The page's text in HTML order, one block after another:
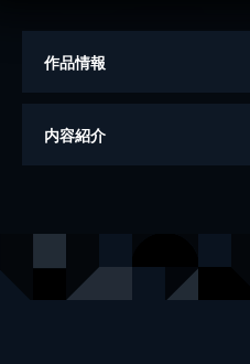
作品情報
著者
内容紹介